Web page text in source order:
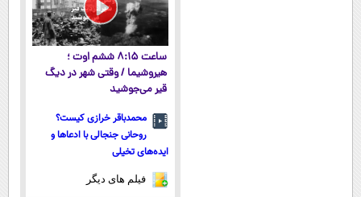
ساعت ۸:۱۵ ششم اوت ؛
هیروشیما / وقتی شهر در دیگ
قیر می‌جوشید
محمدباقر خرازی کیست؟
روحانی جنجالی با ادعاها و
ایده‌های تخیلی
فیلم های دیگر